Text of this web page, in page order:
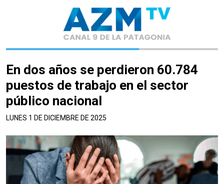
En dos años se perdieron 60.784
puestos de trabajo en el sector
público nacional
LUNES 1 DE DICIEMBRE DE 2025